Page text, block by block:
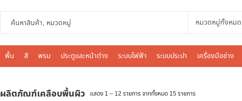
พื้น สี พรม ประตูและหน้าต่าง ระบบไฟฟ้า ระบบประปา เครื่องมือช่าง
ผลิตภัณฑ์เคลือบพื้นผิว แสดง 1 – 12 รายการ จากทั้งหมด 15 รายการ